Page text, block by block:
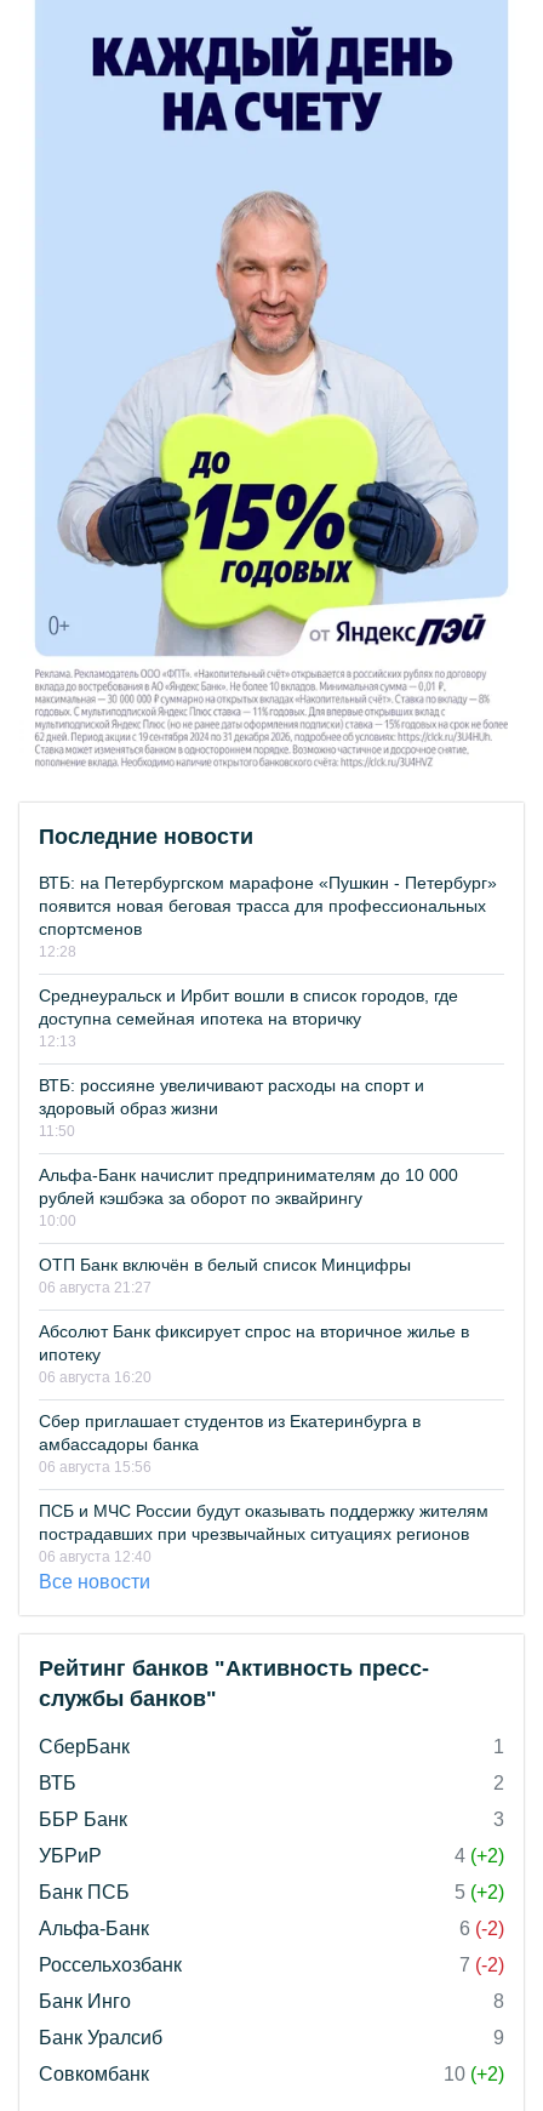
Последние новости
ВТБ: на Петербургском марафоне «Пушкин - Петербург»
появится новая беговая трасса для профессиональных
спортсменов
12:28
Среднеуральск и Ирбит вошли в список городов, где
доступна семейная ипотека на вторичку
12:13
ВТБ: россияне увеличивают расходы на спорт и
здоровый образ жизни
11:50
Альфа-Банк начислит предпринимателям до 10 000
рублей кэшбэка за оборот по эквайрингу
10:00
ОТП Банк включён в белый список Минцифры
06 августа 21:27
Абсолют Банк фиксирует спрос на вторичное жилье в
ипотеку
06 августа 16:20
Сбер приглашает студентов из Екатеринбурга в
амбассадоры банка
06 августа 15:56
ПСБ и МЧС России будут оказывать поддержку жителям
пострадавших при чрезвычайных ситуациях регионов
06 августа 12:40
Все новости
Рейтинг банков "Активность пресс-
службы банков"
СберБанк
1
ВТБ
2
ББР Банк
3
УБРиР
4 (+2)
Банк ПСБ
5 (+2)
Альфа-Банк
6 (-2)
Россельхозбанк
7 (-2)
Банк Инго
8
Банк Уралсиб
9
Совкомбанк
10 (+2)